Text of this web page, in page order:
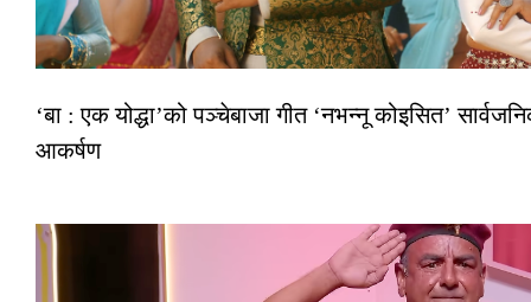
‘बा : एक योद्धा’को पञ्चेबाजा गीत ‘नभन्नू कोइसित’
आकर्षण